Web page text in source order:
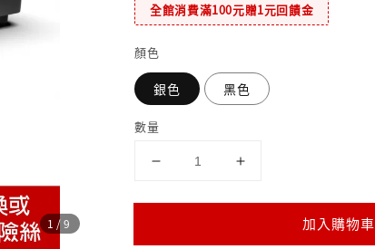
1 /9
全館消費滿100元贈1元回饋金
顏色
銀色 黑色
數量
加入購物車